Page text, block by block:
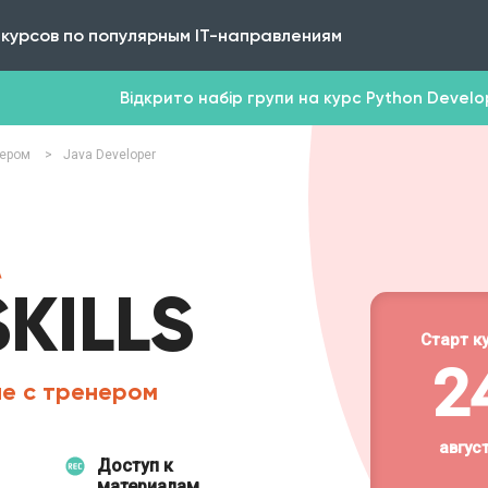
по популярным IT-направлениям
Відкрито набір групи на курс Python
> Java Developer
с тренером
Доступ к
Старт